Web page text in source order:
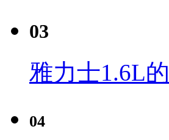
03
雅力士1.6L
04